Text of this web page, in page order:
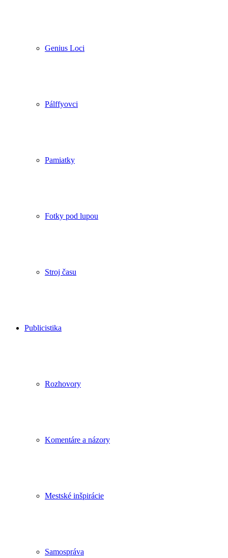
Genius Loci
Pálffyovci
Pamiatky
Fotky pod lupou
Stroj času
Publicistika
Rozhovory
Komentáre a názory
Mestské inšpirácie
Samospráva